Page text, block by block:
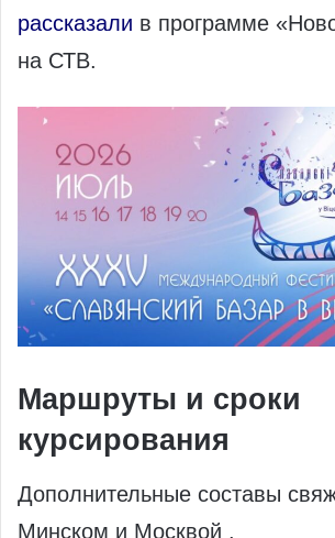
рассказали в программе
на СТВ.
Маршруты и сроки
курсирования
Дополнительные составы
Минском и Москвой .